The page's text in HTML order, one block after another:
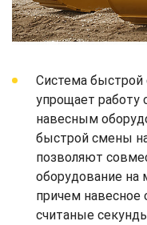
Система быстрой
упрощает
навесным
быстрой смены
позволяют
оборудование на
причем
считаные